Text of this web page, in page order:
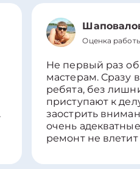
Оценка
Не первый раз
мастерам. Сразу
ребята, без
приступают к
заострить
очень
ремонт не влетит